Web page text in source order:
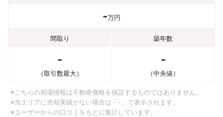
-万円
間取り 築年数
-
（取引数最大）
-
（中央値）
※こちらの相場情報は不動産価格を保証するものではありません。
※当エリアに売却実績がない場合は「-」で表示されます。
※ユーザーからの口コミをもとに集計しています。